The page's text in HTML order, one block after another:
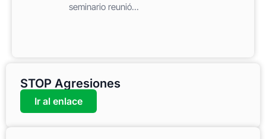
seminario reunió...
STOP Agresiones
Ir al enlace